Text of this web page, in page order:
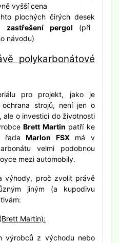
vyšší cena
plochých čirých desek
zastřešení pergol (při
návodu)
polykarbonátové
pro projekt, jako je
strojů, není jen o
ale o investici do životnosti
Brett Martin patří ke
řadaMarlon FSXmá v
velmi podobnou
mezi automobily.
výhody, proč zvolit právě
jiným (a kupodivu
Martin):
výrobců z východu nebo